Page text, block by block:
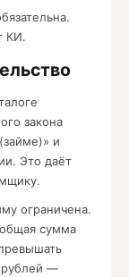
КИ.
закона
и
Это даёт
ограничена.
сумма
рублей —